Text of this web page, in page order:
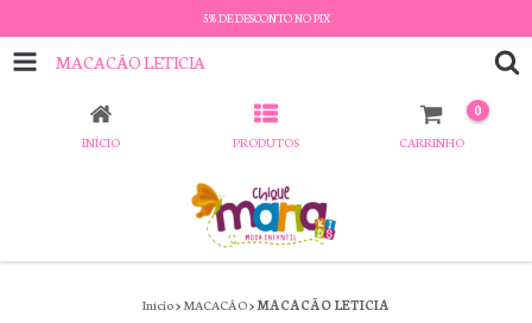
5% DE DESCONTO NO PIX
MACACÃO LETICIA
INÍCIO PRODUTOS CARRINHO
0
Início>MACACÃO>MACACÃO LETICIA